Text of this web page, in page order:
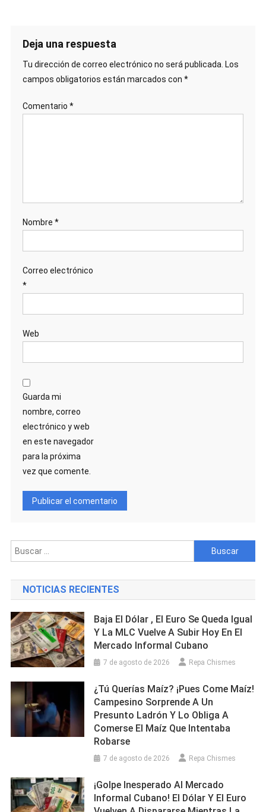
Deja una respuesta
Tu dirección de correo electrónico no será publicada. Los
campos obligatorios están marcados con *
Comentario *
Nombre *
Correo electrónico
*
Web
Guarda mi
nombre, correo
electrónico y web
en este navegador
para la próxima
vez que comente.
Buscar:
NOTICIAS RECIENTES
Baja El Dólar , El Euro Se Queda Igual
Y La MLC Vuelve A Subir Hoy En El
Mercado Informal Cubano
7 de agosto de 2026 Repa Chismes
¿Tú Querías Maíz? ¡Pues Come Maíz!
Campesino Sorprende A Un
Presunto Ladrón Y Lo Obliga A
Comerse El Maíz Que Intentaba
Robarse
7 de agosto de 2026 Repa Chismes
¡Golpe Inesperado Al Mercado
Informal Cubano! El Dólar Y El Euro